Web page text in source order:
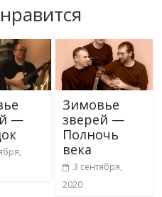
—
Зимовье
зверей —
Полночь
века
3 сентября,
2020